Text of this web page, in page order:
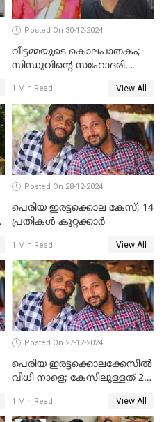
Posted On 30-12-2024
വീട്ടമ്മയുടെ കൊലപാതകം;
സിന്ധുവിന്റെ സഹോദരി
1 Min Read View All
Posted On 28-12-2024
പെരിയ ഇരട്ടക്കൊല കേസ്; 14
പ്രതികള്‍ കുറ്റക്കാര്‍
1 Min Read View All
Posted On 27-12-2024
പെരിയ ഇരട്ടക്കൊലക്കേസില്‍
വിധി നാളെ; കേസിലുള്ളത് 24
1 Min Read View All